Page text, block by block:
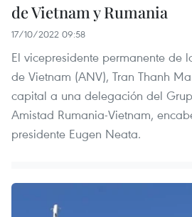
de Vietnam y Rumania
17/10/2022 09:58
El vicepresidente permanente de
de Vietnam (ANV), Tran Thanh
capital a una delegación del
Amistad Rumania-Vietnam,
presidente Eugen Neata.